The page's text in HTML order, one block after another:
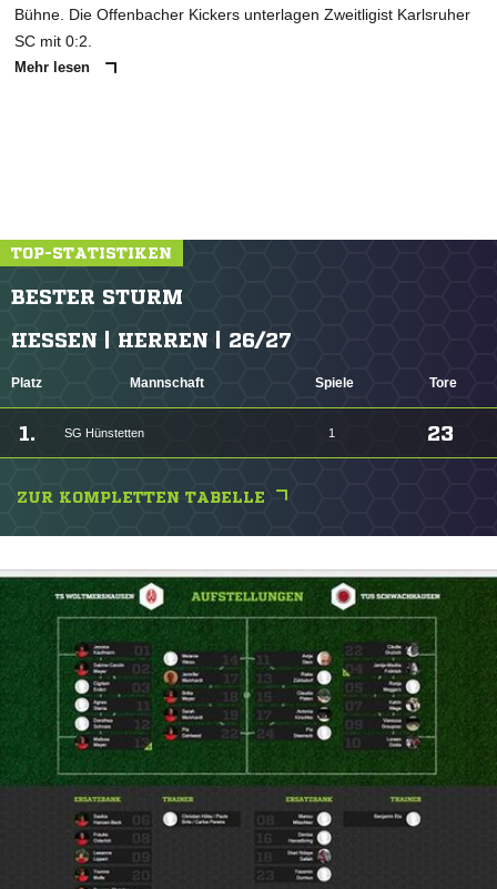
Bühne. Die Offenbacher Kickers unterlagen Zweitligist Karlsruher
SC mit 0:2.
Mehr lesen
TOP-STATISTIKEN
BESTER STURM
HESSEN | HERREN | 26/27
Platz Mannschaft Spiele Tore
1. SG Hünstetten 1 23
ZUR KOMPLETTEN TABELLE